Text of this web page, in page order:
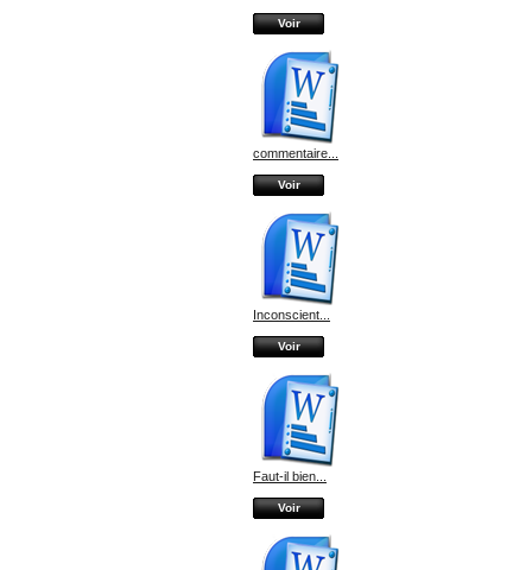
Voir
commentaire...
Voir
Inconscient...
Voir
Faut-il bien...
Voir